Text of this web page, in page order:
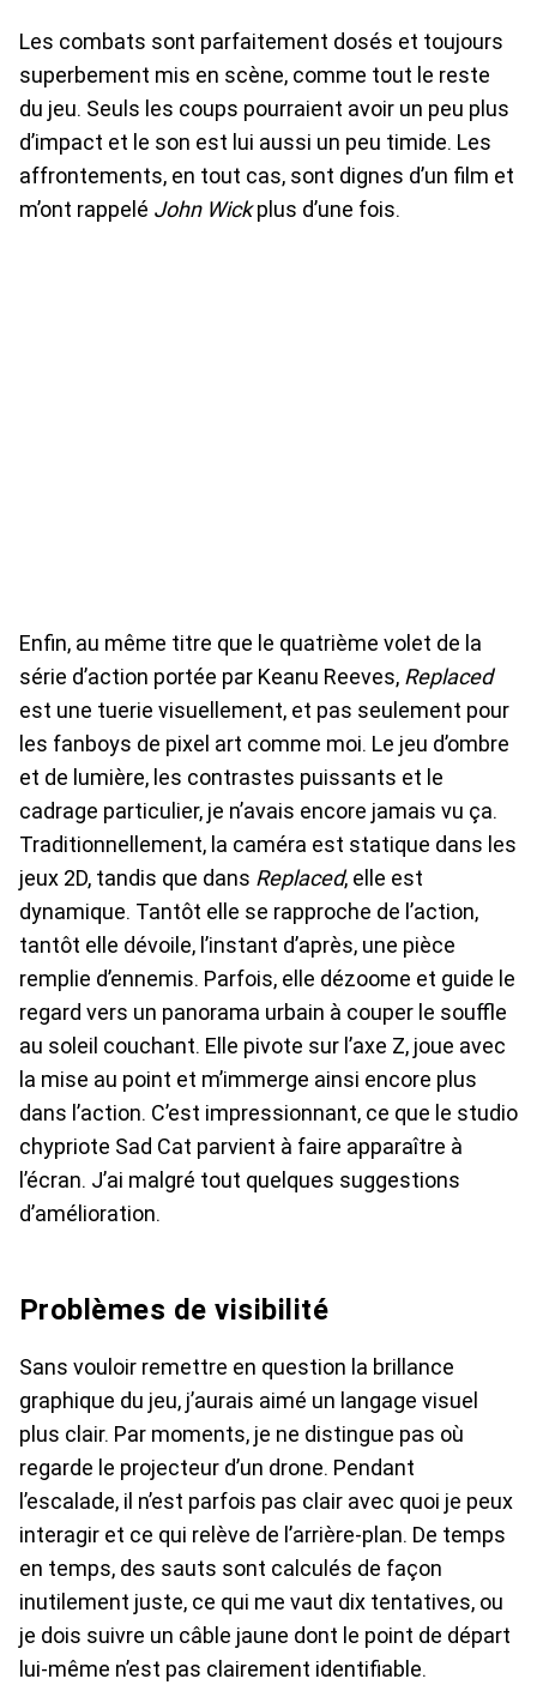
Les combats sont parfaitement dosés et toujours
superbement mis en scène, comme tout le reste
du jeu. Seuls les coups pourraient avoir un peu plus
d’impact et le son est lui aussi un peu timide. Les
affrontements, en tout cas, sont dignes d’un film et
m’ont rappelé John Wickplus d’une fois.
Enfin, au même titre que le quatrième volet de la
série d’action portée par Keanu Reeves, Replaced
est une tuerie visuellement, et pas seulement pour
les fanboys de pixel art comme moi. Le jeu d’ombre
et de lumière, les contrastes puissants et le
cadrage particulier, je n’avais encore jamais vu ça.
Traditionnellement, la caméra est statique dans les
jeux 2D, tandis que dans Replaced, elle est
dynamique. Tantôt elle se rapproche de l’action,
tantôt elle dévoile, l’instant d’après, une pièce
remplie d’ennemis. Parfois, elle dézoome et guide le
regard vers un panorama urbain à couper le souffle
au soleil couchant. Elle pivote sur l’axe Z, joue avec
la mise au point et m’immerge ainsi encore plus
dans l’action. C’est impressionnant, ce que le studio
chypriote Sad Cat parvient à faire apparaître à
l’écran. J’ai malgré tout quelques suggestions
d’amélioration.
Problèmes de visibilité
Sans vouloir remettre en question la brillance
graphique du jeu, j’aurais aimé un langage visuel
plus clair. Par moments, je ne distingue pas où
regarde le projecteur d’un drone. Pendant
l’escalade, il n’est parfois pas clair avec quoi je peux
interagir et ce qui relève de l’arrière-plan. De temps
en temps, des sauts sont calculés de façon
inutilement juste, ce qui me vaut dix tentatives, ou
je dois suivre un câble jaune dont le point de départ
lui-même n’est pas clairement identifiable.